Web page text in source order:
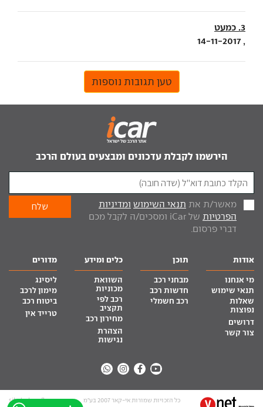
3. כמעט
, 14-11-2017
טען תגובות נוספות
הירשמו לקבלת עדכונים ומבצעים בעולם הרכב
מאשר/ת את תנאי השימוש ומדיניות
הפרטיות
של iCar ומסכים/ה לקבל מכם
דברי פרסום.
אודות
מי אנחנו
תנאי שימוש
שאלות
נפוצות
דרושים
צור קשר
תוכן
מבחני רכב
חדשות רכב
רכב חשמלי
כלים ומידע
השוואת
מכוניות
רכב לפי
תקציב
מחירון רכב
הצהרת
נגישות
מדורים
ליסינג
מימון לרכב
ביטוח רכב
טרייד אין
כל הזכויות שמורות אי-קאר 2007 בע”מ site by tq.soft